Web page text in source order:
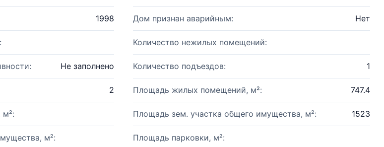
1998 Дом признан аварийным: Нет
Количество нежилых помещений:
Не заполнено Количество подъездов: 1
2 Площадь жилых помещений, м²: 747.4
Площадь зем. участка общего имущества, м²: 1523
м²: Площадь парковки, м²: